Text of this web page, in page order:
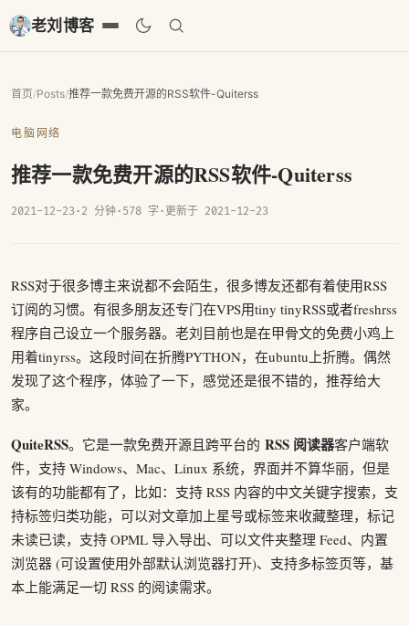
老刘博客
首页/Posts/推荐一款免费开源的RSS软件-Quiterss
电脑网络
推荐一款免费开源的RSS软件-Quiterss
2021-12-23 · 2 分钟· 578 字 · 更新于 2021-12-23
RSS对于很多博主来说都不会陌生，很多博友还都有着使用RSS
订阅的习惯。有很多朋友还专门在VPS用tiny tinyRSS或者freshrss
程序自己设立一个服务器。老刘目前也是在甲骨文的免费小鸡上
用着tinyrss。这段时间在折腾PYTHON，在ubuntu上折腾。偶然
发现了这个程序，体验了一下，感觉还是很不错的，推荐给大
家。
QuiteRSS。它是一款免费开源且跨平台的 RSS 阅读器客户端软
件，支持 Windows、Mac、Linux 系统，界面并不算华丽，但是
该有的功能都有了，比如：支持 RSS 内容的中文关键字搜索，支
持标签归类功能，可以对文章加上星号或标签来收藏整理，标记
未读已读，支持 OPML 导入导出、可以文件夹整理 Feed、内置
浏览器 (可设置使用外部默认浏览器打开)、支持多标签页等，基
本上能满足一切 RSS 的阅读需求。